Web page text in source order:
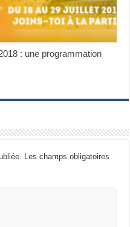
: une programmation
Les champs obligatoires